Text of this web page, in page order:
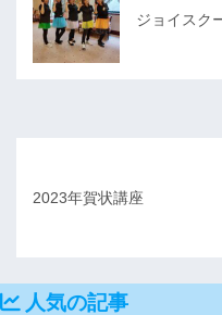
ジョイスク
2023年賀状講座
人気の記事